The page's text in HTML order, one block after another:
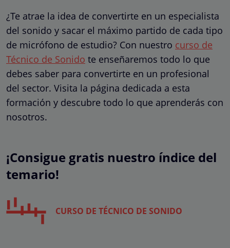
¿Te atrae la idea de convertirte en un especialista
del sonido y sacar el máximo partido de cada tipo
de micrófono de estudio? Con nuestro curso de
Técnico de Sonido te enseñaremos todo lo que
debes saber para convertirte en un profesional
del sector. Visita la página dedicada a esta
formación y descubre todo lo que aprenderás con
nosotros.
¡Consigue gratis nuestro índice del
temario!
CURSO DE TÉCNICO DE SONIDO